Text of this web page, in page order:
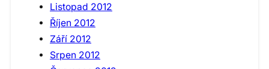
Listopad 2012
Říjen 2012
Září 2012
Srpen 2012